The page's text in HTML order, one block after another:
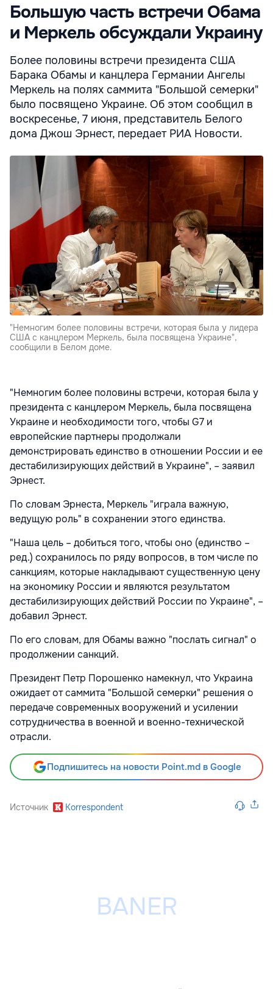
Большую часть встречи Обама
и Меркель обсуждали Украину
Более половины встречи президента США
Барака Обамы и канцлера Германии Ангелы
Меркель на полях саммита "Большой семерки"
было посвящено Украине. Об этом сообщил в
воскресенье, 7 июня, представитель Белого
дома Джош Эрнест, передает РИА Новости.
"Немногим более половины встречи, которая была у лидера
США с канцлером Меркель, была посвящена Украине",
сообщили в Белом доме.
"Немногим более половины встречи, которая была у
президента с канцлером Меркель, была посвящена
Украине и необходимости того, чтобы G7 и
европейские партнеры продолжали
демонстрировать единство в отношении России и ее
дестабилизирующих действий в Украине", – заявил
Эрнест.
По словам Эрнеста, Меркель "играла важную,
ведущую роль" в сохранении этого единства.
"Наша цель – добиться того, чтобы оно (единство –
ред.) сохранилось по ряду вопросов, в том числе по
санкциям, которые накладывают существенную цену
на экономику России и являются результатом
дестабилизирующих действий России по Украине", –
добавил Эрнест.
По его словам, для Обамы важно "послать сигнал" о
продолжении санкций.
Президент Петр Порошенко намекнул, что Украина
ожидает от саммита "Большой семерки" решения о
передаче современных вооружений и усилении
сотрудничества в военной и военно-технической
отрасли.
Подпишитесь на новости Point.md в Google
Источник Korrespondent